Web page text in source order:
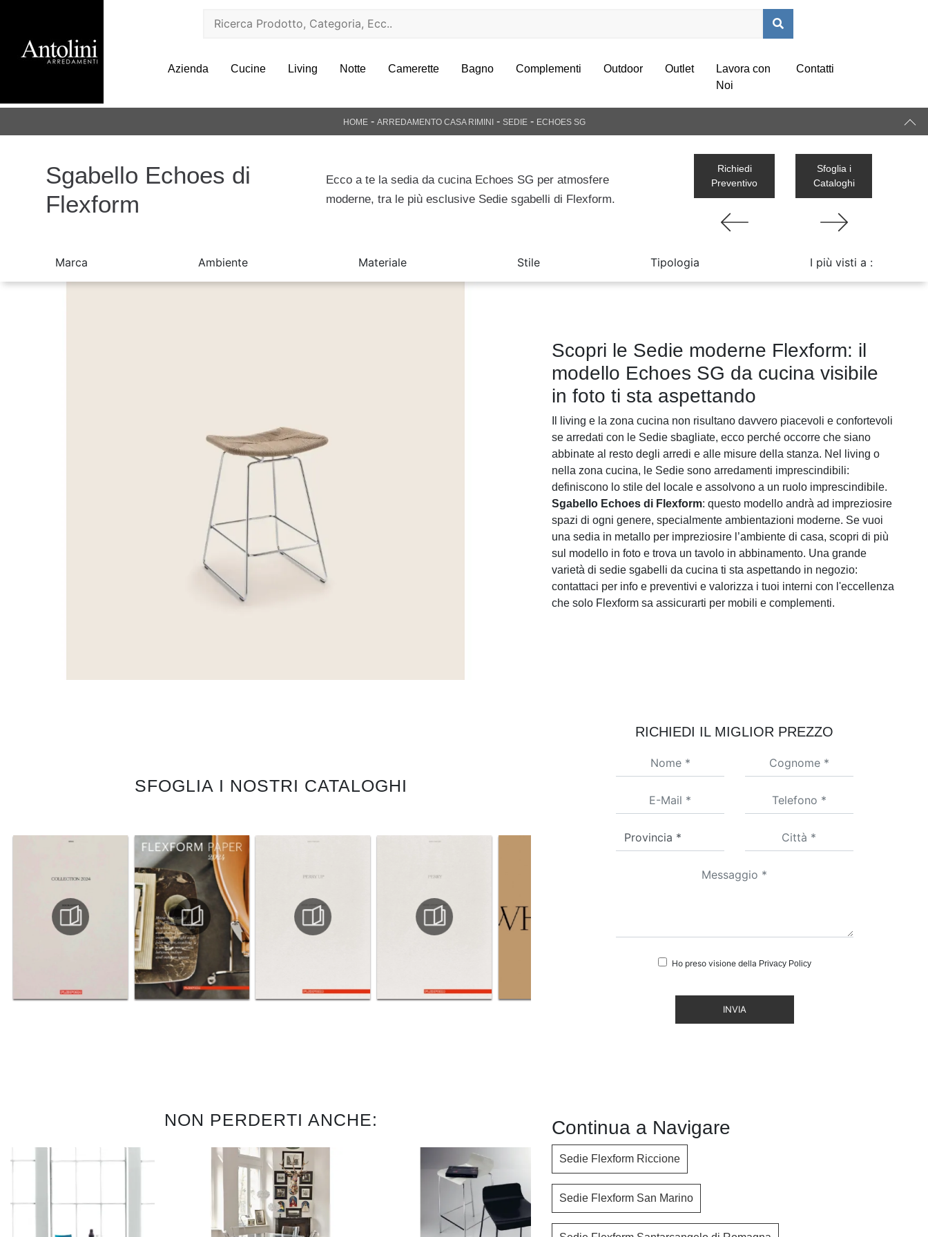
Azienda Cucine Living Notte Camerette Bagno Complementi Outdoor Outlet
Lavora con
Noi
Contatti
HOME- ARREDAMENTO CASA RIMINI - SEDIE - ECHOES SG
Sgabello Echoes di
Flexform
Ecco a te la sedia da cucina Echoes SG per atmosfere
moderne, tra le più esclusive Sedie sgabelli di Flexform.
Richiedi
Preventivo
Sfoglia i
Cataloghi
Marca Ambiente Materiale Stile Tipologia I più visti a :
Scopri le Sedie moderne Flexform: il
modello Echoes SG da cucina visibile
in foto ti sta aspettando
Il living e la zona cucina non risultano davvero piacevoli e confortevoli
se arredati con le Sedie sbagliate, ecco perché occorre che siano
abbinate al resto degli arredi e alle misure della stanza. Nel living o
nella zona cucina, le Sedie sono arredamenti imprescindibili:
definiscono lo stile del locale e assolvono a un ruolo imprescindibile.
Sgabello Echoes di Flexform: questo modello andrà ad impreziosire
spazi di ogni genere, specialmente ambientazioni moderne. Se vuoi
una sedia in metallo per impreziosire l’ambiente di casa, scopri di più
sul modello in foto e trova un tavolo in abbinamento. Una grande
varietà di sedie sgabelli da cucina ti sta aspettando in negozio:
contattaci per info e preventivi e valorizza i tuoi interni con l'eccellenza
che solo Flexform sa assicurarti per mobili e complementi.
SFOGLIA I NOSTRI CATALOGHI
RICHIEDI IL MIGLIOR PREZZO
Ho preso visione della Privacy Policy
INVIA
NON PERDERTI ANCHE: Continua a Navigare
Sedie Flexform Riccione
Sedie Flexform San Marino